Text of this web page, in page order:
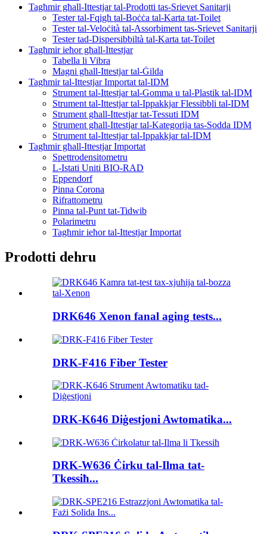
Tagħmir għall-Ittestjar tal-Prodotti tas-Srievet Sanitarji
Tester tal-Fqigħ tal-Boċċa tal-Karta tat-Toilet
Tester tal-Veloċità tal-Assorbiment tas-Srievet Sanitarji
Tester tad-Dispersibbiltà tal-Karta tat-Toilet
Tagħmir ieħor għall-Ittestjar
Tabella li Vibra
Magni għall-Ittestjar tal-Ġilda
Tagħmir tal-Ittestjar Importat tal-IDM
Strument tal-Ittestjar tal-Gomma u tal-Plastik tal-IDM
Strument tal-Ittestjar tal-Ippakkjar Flessibbli tal-IDM
Strument għall-Ittestjar tat-Tessuti IDM
Strument għall-Ittestjar tal-Kategorija tas-Sodda IDM
Strument tal-Ittestjar tal-Ippakkjar tal-IDM
Tagħmir għall-Ittestjar Importat
Spettrodensitometru
L-Istati Uniti BIO-RAD
Eppendorf
Pinna Corona
Rifrattometru
Pinna tal-Punt tat-Tidwib
Polarimetru
Tagħmir ieħor tal-Ittestjar Importat
Prodotti dehru
DRK646 Xenon fanal aging tests...
DRK-F416 Fiber Tester
DRK-K646 Diġestjoni Awtomatika...
DRK-W636 Ċirku tal-Ilma tat-
Tkessiħ...